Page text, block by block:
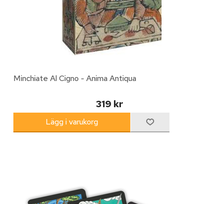
Minchiate Al Cigno - Anima Antiqua
319 kr